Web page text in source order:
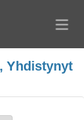
Yhdistynyt